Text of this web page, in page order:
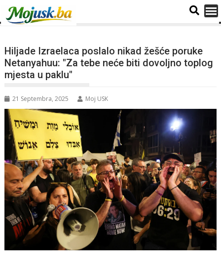
Hiljade Izraelaca poslalo nikad žešće poruke
Netanyahuu: "Za tebe neće biti dovoljno toplog
mjesta u paklu"
21 Septembra, 2025 Moj USK